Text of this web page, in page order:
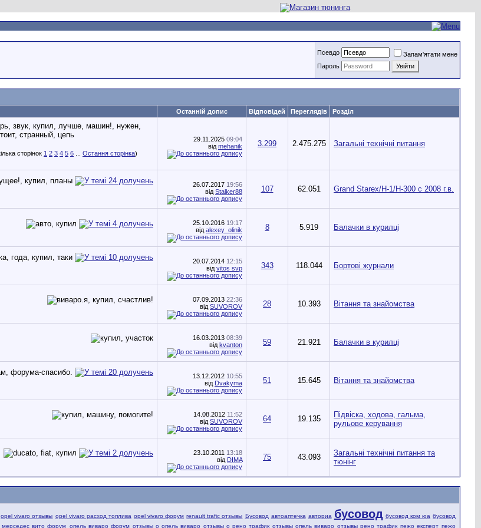
Псевдо
Запам'ятати мене
Пароль
Останній допис Відповідей Переглядів Розділ
1 2 3 4 5 6 Остання сторінка)
29.11.2025 09:04
від mehanik 3.299 2.475.275 Загальні технічні питання
26.07.2017 19:56
від Stalker88 107 62.051 Grand Starex/H-1/H-300 с 2008 г.в.
25.10.2016 19:17
від alexey_olinik 8 5.919 Балачки в курилці
20.07.2014 12:15
від vitos svp 343 118.044 Бортові журнали
07.09.2013 22:36
від SUVOROV 28 10.393 Вітання та знайомства
16.03.2013 08:39
від kvanton 59 21.921 Балачки в курилці
13.12.2012 10:55
від Dvakyma 51 15.645 Вітання та знайомства
14.08.2012 11:52
від SUVOROV 64 19.135
Підвіска, ходова, гальма,
рульове керування
23.10.2011 13:18
від DIMA 75 43.093
Загальні технічні питання та
тюнінг
opel vivaro отзывы opel vivaro расход топлива opel vivaro форум renault trafic отзывы Бусовод автоаптечка авториа бусовод бусовод ком юа бусовод
мерседес вито форум опель виваро форум отзывы о опель виваро отзывы о рено трафик отзывы опель виваро отзывы рено трафик пежо експерт пежо